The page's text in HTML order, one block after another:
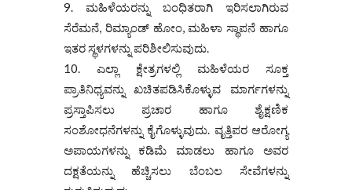
ಮಹಿಳೆಯರನ್ನು ಬಂಧಿತರಾಗಿ ಇರಿಸಲಾಗಿರುವ
ಸೆರೆಮನೆ, ರಿಮ್ಯಾಂಡ್ ಹೋಂ, ಮಹಿಳಾ ಸ್ಥಾಪನೆ ಹಾಗೂ
ಇತರ ಸ್ಥಳಗಳನ್ನು ಪರಿಶೀಲಿಸುವುದು.
ಎಲ್ಲಾ ಕ್ಷೇತ್ರಗಳಲ್ಲಿ ಮಹಿಳೆಯರ ಸೂಕ್ತ
ಪ್ರಾತಿನಿಧ್ಯವನ್ನು ಖಚಿತಪಡಿಸಿಕೊಳ್ಳುವ ಮಾರ್ಗಗಳನ್ನು
ಪ್ರಸ್ತಾಪಿಸಲು ಪ್ರಚಾರ ಹಾಗೂ ಶೈಕ್ಷಣಿಕ
ಸಂಶೋಧನೆಗಳನ್ನು ಕೈಗೊಳ್ಳುವುದು. ವೃತ್ತಿಪರ ಆರೋಗ್ಯ
ಅಪಾಯಗಳನ್ನು ಕಡಿಮೆ ಮಾಡಲು ಹಾಗೂ ಅವರ
ದಕ್ಷತೆಯನ್ನು ಹೆಚ್ಚಿಸಲು ಬೆಂಬಲ ಸೇವೆಗಳನ್ನು